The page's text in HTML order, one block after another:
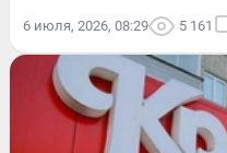
6 июля, 2026, 08:29 5 161